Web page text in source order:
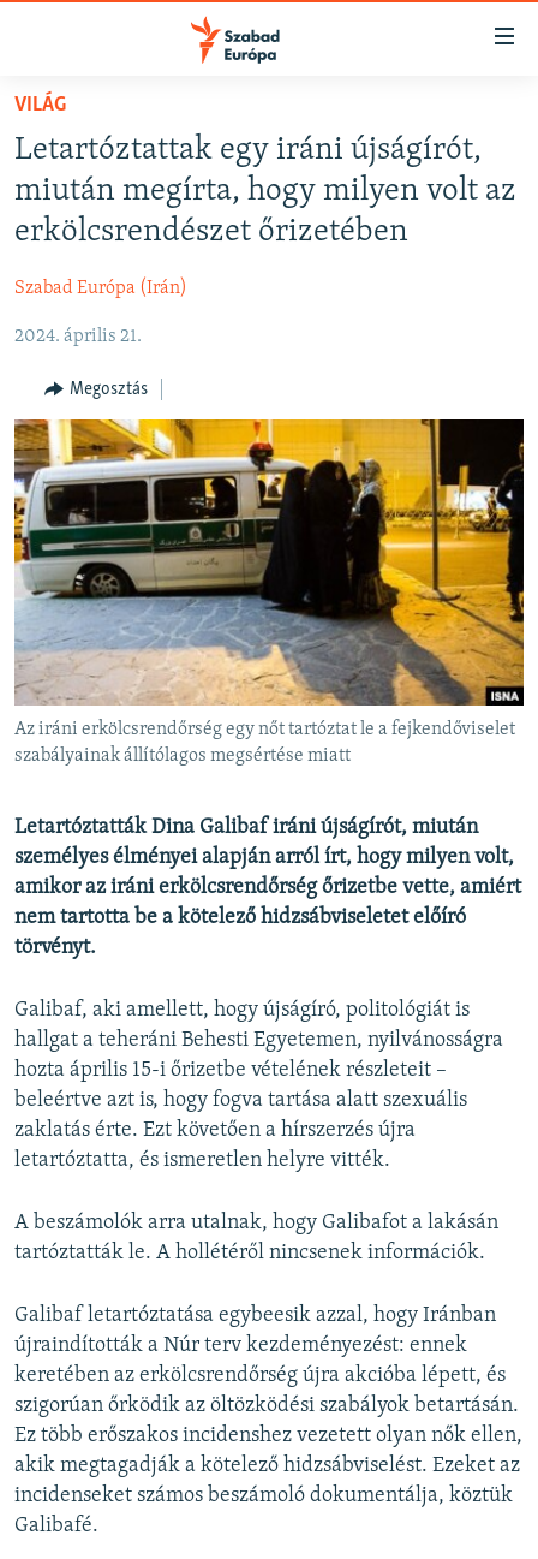
Akadálymentes
Ugrás
fő
oldalra
Ugrás
tartalomjegyzékre
AKTUÁLIS
PODCASTOK
ELEMZŐ
NER15
SZABADON
TÁRSADALOM
DEMOKRÁCIA
A PÉNZ NYOMÁBAN
EURÓPAI UNIÓ
VILÁG
KLÍMAVÁLTOZÁS
A MÚLT TANULSÁGAI
KÖVESSEN MINKET!
Valamennyi RFE/RL weboldal
VILÁG
Letartóztattak egy iráni újságírót,
miután megírta, hogy milyen volt az
erkölcsrendészet őrizetében
Szabad Európa (Irán)
2024. április 21.
Megosztás
Az iráni erkölcsrendőrség egy nőt tartóztat le a fejkendőviselet
szabályainak állítólagos megsértése miatt
Letartóztatták Dina Galibaf iráni újságírót, miután
személyes élményei alapján arról írt, hogy milyen volt,
amikor az iráni erkölcsrendőrség őrizetbe vette, amiért
nem tartotta be a kötelező hidzsábviseletet előíró
törvényt.
Galibaf, aki amellett, hogy újságíró, politológiát is
hallgat a teheráni Behesti Egyetemen, nyilvánosságra
hozta április 15-i őrizetbe vételének részleteit –
beleértve azt is, hogy fogva tartása alatt szexuális
zaklatás érte. Ezt követően a hírszerzés újra
letartóztatta, és ismeretlen helyre vitték.
A beszámolók arra utalnak, hogy Galibafot a lakásán
tartóztatták le. A hollétéről nincsenek információk.
Galibaf letartóztatása egybeesik azzal, hogy Iránban
újraindították a Núr terv kezdeményezést: ennek
keretében az erkölcsrendőrség újra akcióba lépett, és
szigorúan őrködik az öltözködési szabályok betartásán.
Ez több erőszakos incidenshez vezetett olyan nők ellen,
akik megtagadják a kötelező hidzsábviselést. Ezeket az
incidenseket számos beszámoló dokumentálja, köztük
Galibafé.
FELIRATKOZÁS